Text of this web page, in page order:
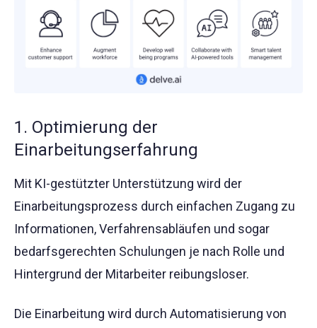
1. Optimierung der
Einarbeitungserfahrung
Mit KI-gestützter Unterstützung wird der
Einarbeitungsprozess durch einfachen Zugang zu
Informationen, Verfahrensabläufen und sogar
bedarfsgerechten Schulungen je nach Rolle und
Hintergrund der Mitarbeiter reibungsloser.
Die Einarbeitung wird durch Automatisierung von